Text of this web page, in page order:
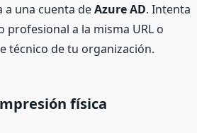
a una cuenta deAzure AD. Intenta
profesional a la misma URL o
técnico de tu organización.
física